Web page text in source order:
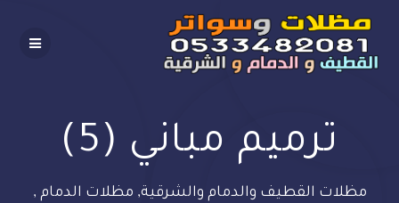
to
content
ترميم مباني (5)
مظلات القطيف والدمام والشرقية, مظلات الدمام ,